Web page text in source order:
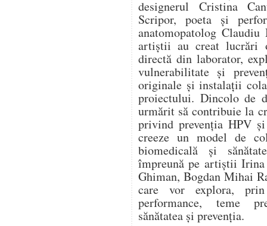
designerul Cristina
Scripor, poeta și
anatomopatolog
artiștii au creat lucrări
directă din laborator,
vulnerabilitate și
originale și instalații
proiectului. Dincolo de
urmărit să contribuie la
privind prevenția HPV
creeze un model de
biomedicală și
împreună pe artiștii
Ghiman, Bogdan Mihai
care vor explora,
performance, teme
sănătatea și prevenția.